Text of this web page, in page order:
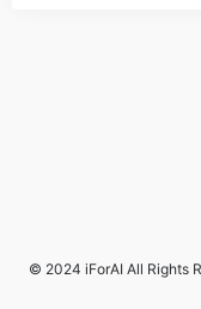
© 2024 iForAI All Rights